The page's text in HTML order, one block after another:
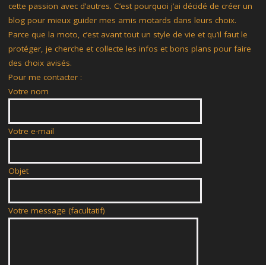
cette passion avec d’autres. C’est pourquoi j’ai décidé de créer un
blog pour mieux guider mes amis motards dans leurs choix.
Parce que la moto, c’est avant tout un style de vie et qu’il faut le
protéger, je cherche et collecte les infos et bons plans pour faire
des choix avisés.
Pour me contacter :
Votre nom
Votre e-mail
Objet
Votre message (facultatif)